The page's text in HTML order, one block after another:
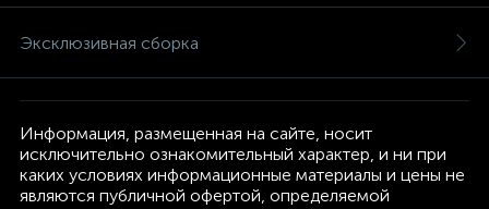
Эксклюзивная сборка
Информация, размещенная на сайте, носит
исключительно ознакомительный характер, и ни при
каких условиях информационные материалы и цены не
являются публичной офертой, определяемой